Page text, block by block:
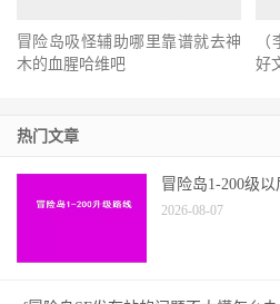
冒险岛吸怪辅助哪里靠谱就去神
木的血腥哈维吧
好
热门文章
冒险岛1-200级
2026-08-07